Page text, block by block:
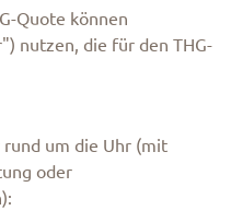
Quote können
nutzen, die für den THG-
um die Uhr (mit
oder